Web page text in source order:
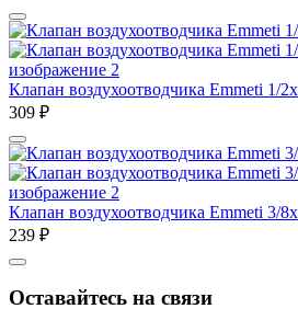
Клапан воздухоотводчика Emmeti 1/
309 ₽
Клапан воздухоотводчика Emmeti 3/
239 ₽
Оставайтесь на связи